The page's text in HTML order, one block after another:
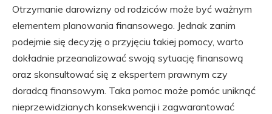
Otrzymanie darowizny od rodziców może być ważnym
elementem planowania finansowego. Jednak zanim
podejmie się decyzję o przyjęciu takiej pomocy, warto
dokładnie przeanalizować swoją sytuację finansową
oraz skonsultować się z ekspertem prawnym czy
doradcą finansowym. Taka pomoc może pomóc uniknąć
nieprzewidzianych konsekwencji i zagwarantować